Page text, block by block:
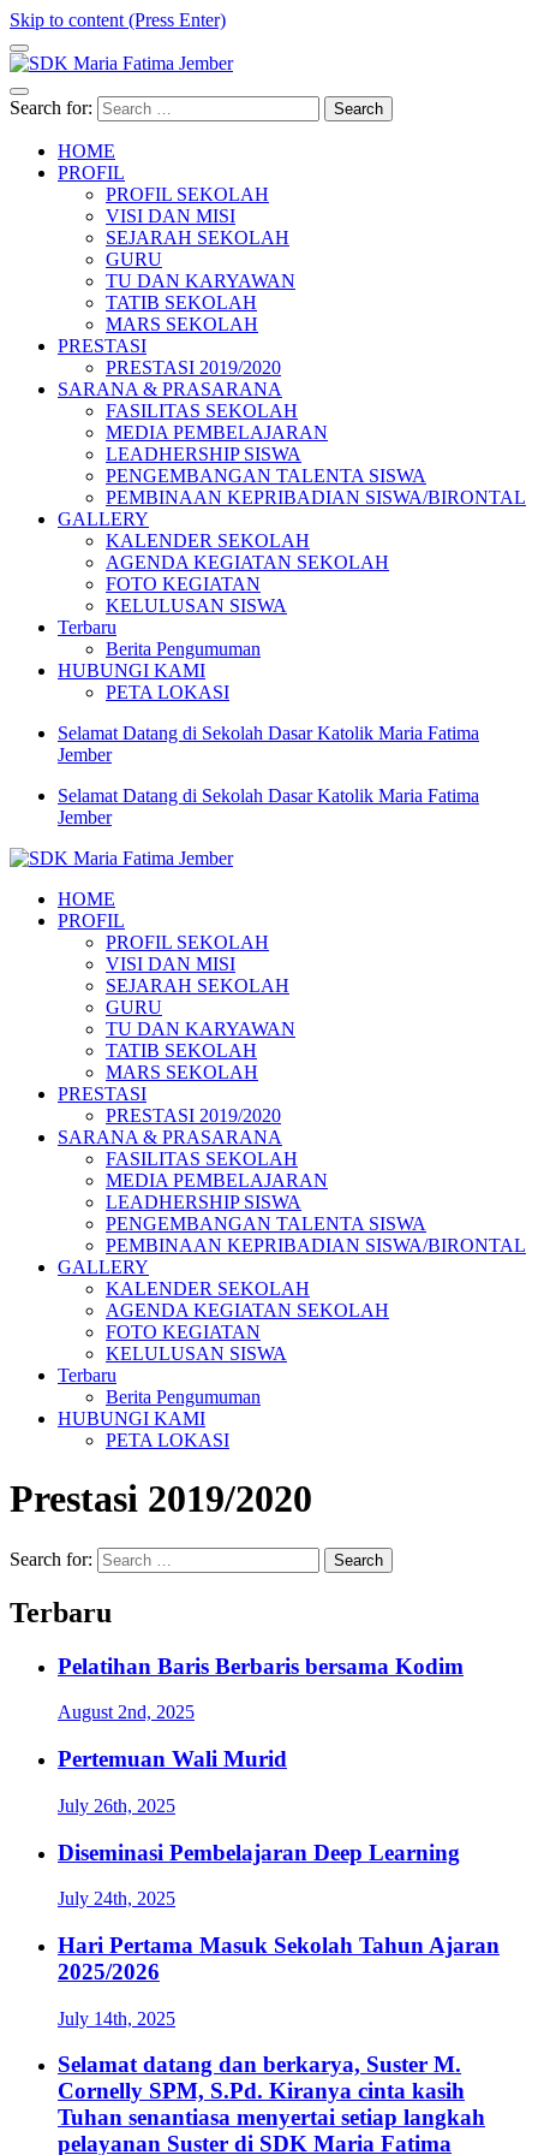
Skip to content (Press Enter)
SDK Maria Fatima Jember
Website Resmi Sekolah Dasar Katolik Maria Fatima Jember
Search for:
HOME
PROFIL
PROFIL SEKOLAH
VISI DAN MISI
SEJARAH SEKOLAH
GURU
TU DAN KARYAWAN
TATIB SEKOLAH
MARS SEKOLAH
PRESTASI
PRESTASI 2019/2020
SARANA & PRASARANA
FASILITAS SEKOLAH
MEDIA PEMBELAJARAN
LEADHERSHIP SISWA
PENGEMBANGAN TALENTA SISWA
PEMBINAAN KEPRIBADIAN SISWA/BIRONTAL
GALLERY
KALENDER SEKOLAH
AGENDA KEGIATAN SEKOLAH
FOTO KEGIATAN
KELULUSAN SISWA
Terbaru
Berita Pengumuman
HUBUNGI KAMI
PETA LOKASI
Selamat Datang di Sekolah Dasar Katolik Maria Fatima
Jember
Selamat Datang di Sekolah Dasar Katolik Maria Fatima
Jember
SDK Maria Fatima Jember
Website Resmi Sekolah Dasar Katolik Maria Fatima Jember
HOME
PROFIL
PROFIL SEKOLAH
VISI DAN MISI
SEJARAH SEKOLAH
GURU
TU DAN KARYAWAN
TATIB SEKOLAH
MARS SEKOLAH
PRESTASI
PRESTASI 2019/2020
SARANA & PRASARANA
FASILITAS SEKOLAH
MEDIA PEMBELAJARAN
LEADHERSHIP SISWA
PENGEMBANGAN TALENTA SISWA
PEMBINAAN KEPRIBADIAN SISWA/BIRONTAL
GALLERY
KALENDER SEKOLAH
AGENDA KEGIATAN SEKOLAH
FOTO KEGIATAN
KELULUSAN SISWA
Terbaru
Berita Pengumuman
HUBUNGI KAMI
PETA LOKASI
Prestasi 2019/2020
Search for:
Terbaru
Pelatihan Baris Berbaris bersama Kodim
August 2nd, 2025
Pertemuan Wali Murid
July 26th, 2025
Diseminasi Pembelajaran Deep Learning
July 24th, 2025
Hari Pertama Masuk Sekolah Tahun Ajaran
2025/2026
July 14th, 2025
Selamat datang dan berkarya, Suster M.
Cornelly SPM, S.Pd. Kiranya cinta kasih
Tuhan senantiasa menyertai setiap langkah
pelayanan Suster di SDK Maria Fatima